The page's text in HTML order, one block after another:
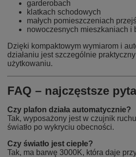
garderobach
klatkach schodowych
małych pomieszczeniach
nowoczesnych mieszkaniach i
Dzięki kompaktowym wymiarom i
działaniu jest szczególnie
użytkowaniu.
FAQ – najczęstsze
Czy plafon działa automatycznie?
Tak, wyposażony jest w czujnik
światło po wykryciu obecności.
Czy światło jest ciepłe?
Tak, ma barwę 3000K, która daje